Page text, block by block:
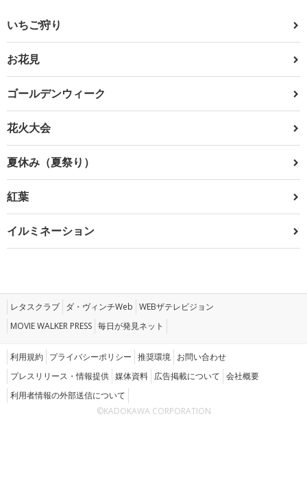
いちご狩り
お花見
ゴールデンウィーク
花火大会
夏休み（夏祭り）
紅葉
イルミネーション
レタスクラブ ダ・ヴィンチWeb WEBザテレビジョン
MOVIE WALKER PRESS 毎日が発見ネット
利用規約 プライバシーポリシー 推奨環境 お問い合わせ
プレスリリース・情報提供 媒体資料 広告掲載について 会社概要
利用者情報の外部送信について
©KADOKAWA CORPORATION